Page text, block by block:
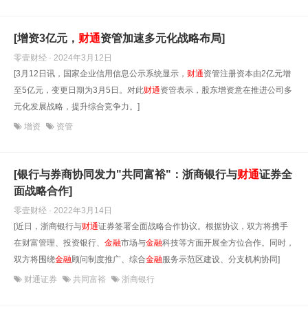
[增资3亿元， 财通资管加速多元化战略布局]
零壹财经 · 2024年3月12日
[3月12日讯，国家企业信用信息公示系统显示， 财通资管注册资本由2亿元增
至5亿元，变更日期为3月5日。对此财通资管表示，股东增资意在推进公司多
元化发展战略，提升综合竞争力。]
增资 资管
[银行与券商协同发力"共同富裕"：浙商银行与财通证券全
面战略合作]
零壹财经 · 2022年3月14日
[近日，浙商银行与财通证券签署全面战略合作协议。根据协议，双方将携手
在财富管理、投资银行、 金融市场与金融科技等方面开展全方位合作。同时，
双方将围绕金融顾问制度推广、综合金融服务示范区建设、分支机构协同]
财通证券 共同富裕 浙商银行